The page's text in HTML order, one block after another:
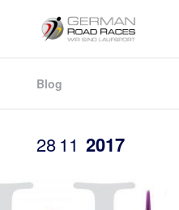
Blog
28 11 2017